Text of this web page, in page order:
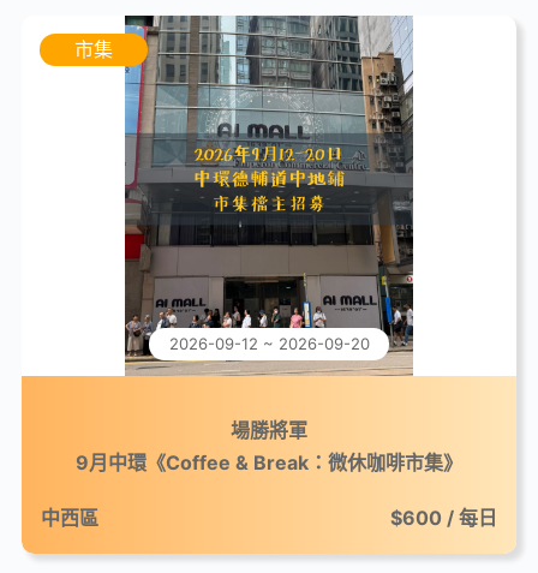
市集
2026-09-12 ~ 2026-09-20
場勝將軍
9月中環《Coffee & Break：微休咖啡市集》
中西區 $600 / 每日